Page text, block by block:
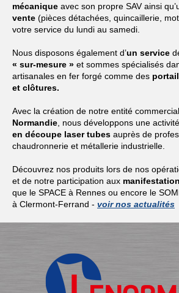
mécanique avec son propre SAV ainsi
vente (pièces détachées, quincaillerie,
votre service du lundi au samedi.
Nous disposons également d’un service
« sur-mesure » et sommes spécialisés
artisanales en fer forgé comme des
et clôtures.
Avec la création de notre entité
Normandie , nous développons une
en découpe laser tubes auprès de
chaudronnerie et métallerie industrielle.
Découvrez nos produits lors de nos
et de notre participation aux
que le SPACE à Rennes ou encore le
à Clermont-Ferrand - voir nos actualités